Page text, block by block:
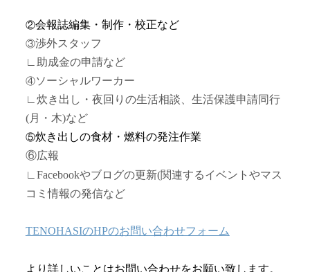
②会報誌編集・制作・校正など
③渉外スタッフ
∟助成金の申請など
④ソーシャルワーカー
∟炊き出し・夜回りの生活相談、生活保護申請同行
(月・木)など
⑤炊き出しの食材・燃料の発注作業
⑥広報
∟ Facebookやブログの更新(関連するイベントやマス
コミ情報の発信など
TENOHASIのHPのお問い合わせフォーム
より詳しいことはお問い合わせをお願い致します。